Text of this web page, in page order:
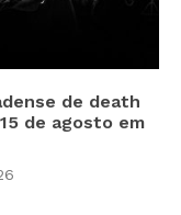
de death
de agosto em